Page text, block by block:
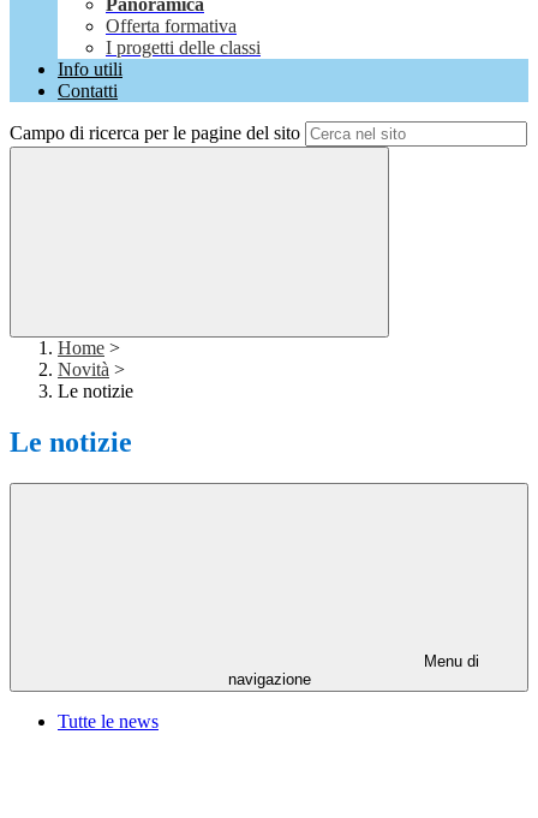
Panoramica
Offerta formativa
I progetti delle classi
Info utili
Contatti
Campo di ricerca per le pagine del sito
Home >
Novità >
Le notizie
Le notizie
Menu di
navigazione
Tutte le news